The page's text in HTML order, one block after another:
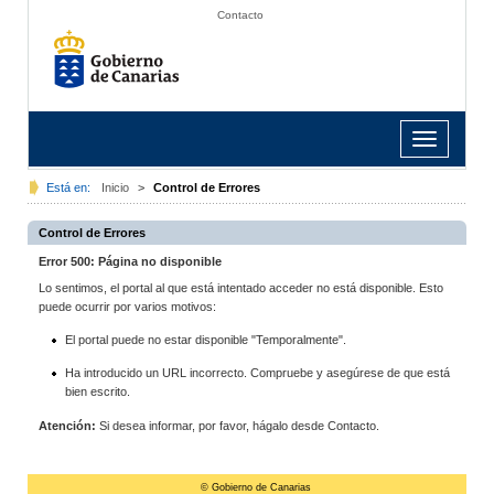
Contacto
Toggle
navigation
Está en: Inicio > Control de Errores
Control de Errores
Error 500: Página no disponible
Lo sentimos, el portal al que está intentado acceder no está disponible. Esto
puede ocurrir por varios motivos:
El portal puede no estar disponible "Temporalmente".
Ha introducido un URL incorrecto. Compruebe y asegúrese de que está
bien escrito.
Atención: Si desea informar, por favor, hágalo desde Contacto.
© Gobierno de Canarias